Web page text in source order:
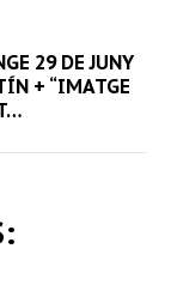
29 DE JUNY
+ “IMATGE